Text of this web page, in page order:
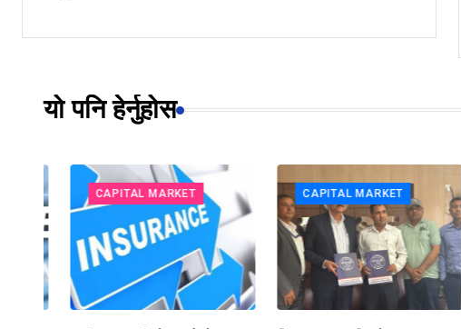
यो पनि हेर्नुहोस
CAPITAL MARKET CAPITAL MARKET